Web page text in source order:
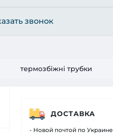
звонок
термозбіжні трубки
ДОСТАВКА
- Новой почтой по Украине